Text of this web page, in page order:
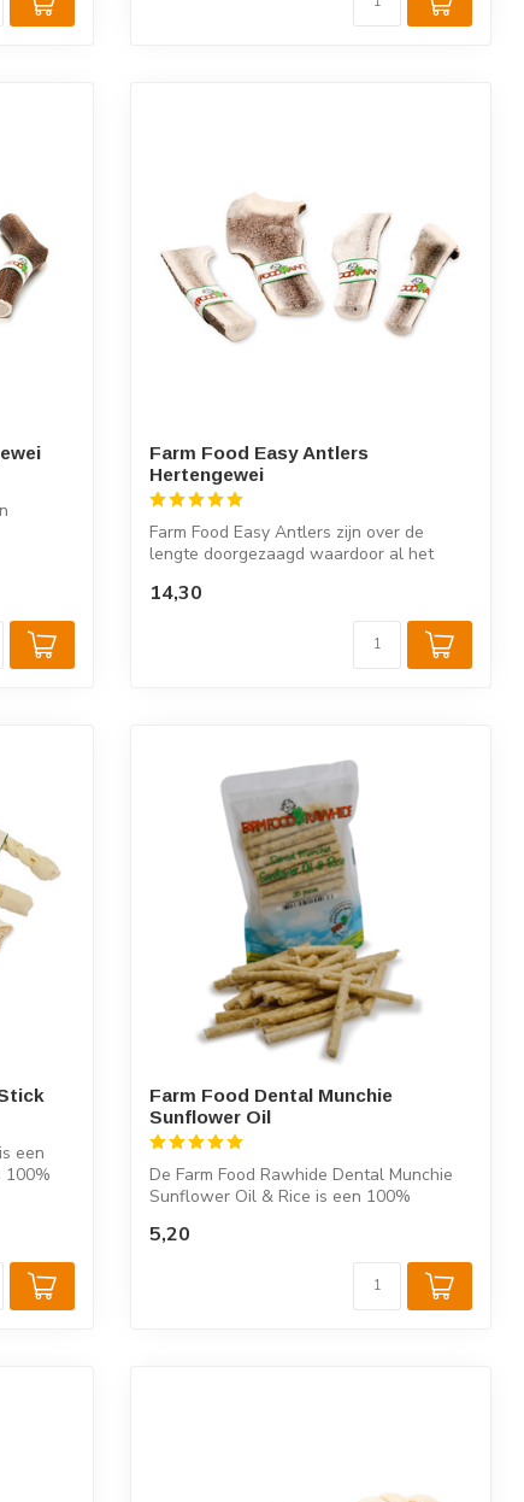
Farm Food Easy Antlers
Hertengewei
Farm Food Easy Antlers zijn over de
lengte doorgezaagd waardoor al het
14,30
een
100%
Farm Food Dental Munchie
Sunflower Oil
De Farm Food Rawhide Dental Munchie
Sunflower Oil & Rice is een 100%
5,20